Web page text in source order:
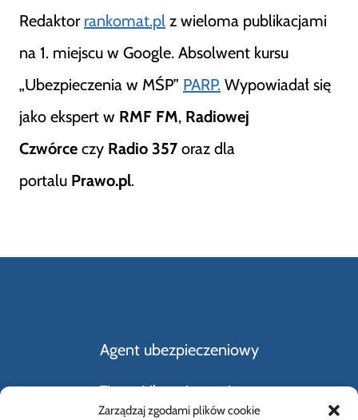
Zarządzaj zgodami plików cookie
Redaktor rankomat.pl z wieloma publikacjami
na 1. miejscu w Google. Absolwent kursu
„Ubezpieczenia w MŚP” PARP. Wypowiadał się
jako ekspert w RMF FM, Radiowej
Czwórce czy Radio 357 oraz dla
portalu Prawo.pl.
Agent ubezpieczeniowy
Firmy Ubezpieczeniowe